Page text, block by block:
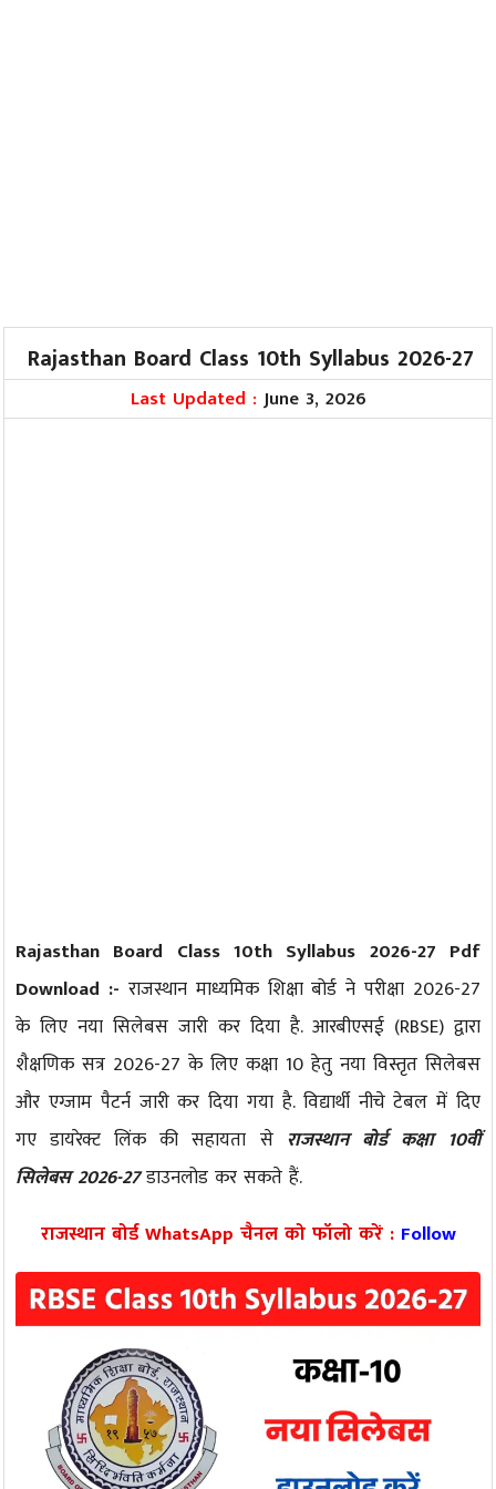
Rajasthan Board Class 10th Syllabus 2026-27
Last Updated : June 3, 2026
Rajasthan Board Class 10th Syllabus 2026-27 Pdf
Download :- राजस्थान माध्यमिक शिक्षा बोर्ड ने परीक्षा 2026-27
के लिए नया सिलेबस जारी कर दिया है. आरबीएसई (RBSE) द्वारा
शैक्षणिक सत्र 2026-27 के लिए कक्षा 10 हेतु नया विस्तृत सिलेबस
और एग्जाम पैटर्न जारी कर दिया गया है. विद्यार्थी नीचे टेबल में दिए
गए डायरेक्ट लिंक की सहायता से राजस्थान बोर्ड कक्षा 10वीं
सिलेबस 2026-27डाउनलोड कर सकते हैं.
राजस्थान बोर्ड WhatsApp चैनल को फॉलो करें : Follow